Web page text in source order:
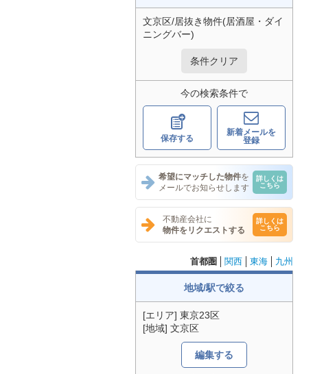
文京区/居抜き物件(居酒屋・ダイ
ニングバー)
条件クリア
今の検索条件で
保存する
新着メールを
登録
希望にマッチした物件を
メールでお知らせします
詳しくは
こちら
不動産会社に
物件をリクエストする
詳しくは
こちら
首都圏 関西 東海 九州
地域/駅で絞る
[エリア] 東京23区
[地域] 文京区
編集する